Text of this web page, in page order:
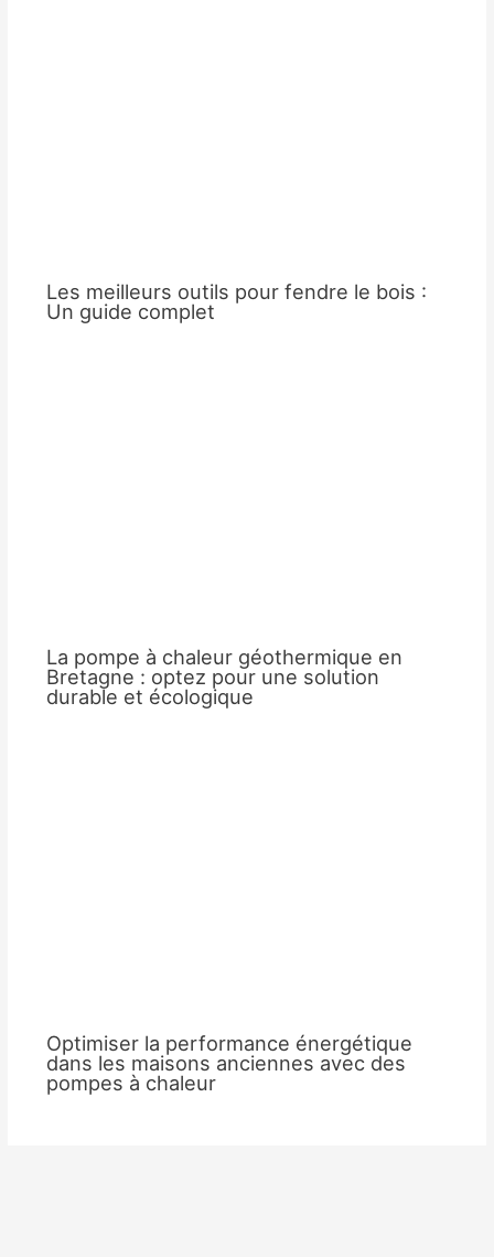
Les meilleurs outils pour fendre le bois :
Un guide complet
La pompe à chaleur géothermique en
Bretagne : optez pour une solution
durable et écologique
Optimiser la performance énergétique
dans les maisons anciennes avec des
pompes à chaleur